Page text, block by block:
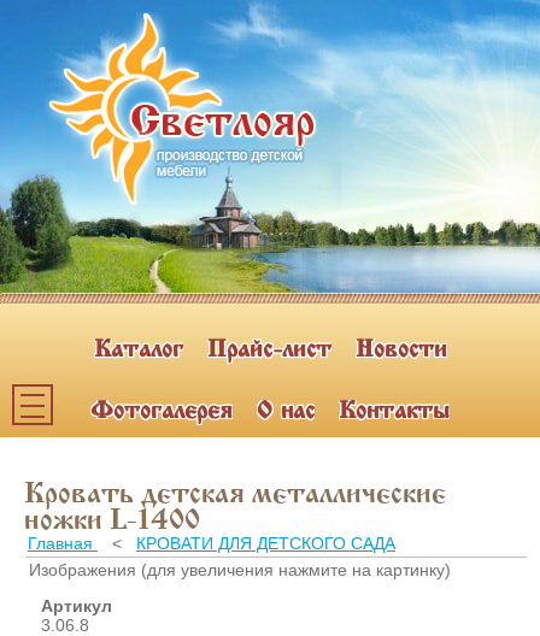
Каталог Прайс-лист Новости
Фотогалерея О нас Контакты
Каталог мебели
ПОЛКИ НАВЕСНЫЕ (2)
ШКАФЫ ДЛЯ КАБИНЕТОВ
И ОФИСОВ (95)
СТОЛЫ ДЛЯ КАБИНЕТОВ И
ОФИСОВ (59)
Кровать детская металлические
ножки L-1400
Главная < КРОВАТИ ДЛЯ ДЕТСКОГО САДА
Изображения (для увеличения нажмите на картинку)
Артикул
3.06.8